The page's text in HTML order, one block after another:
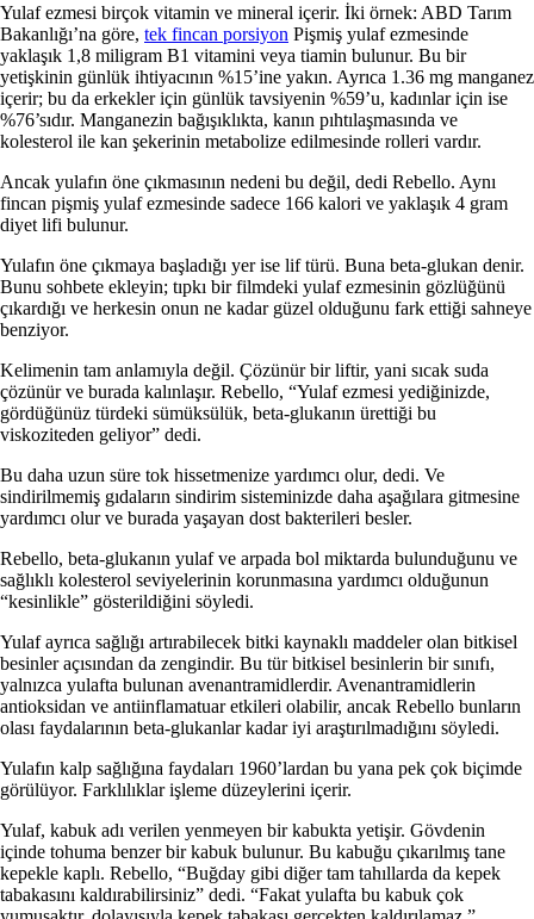
Yulaf ezmesi birçok vitamin ve mineral içerir. İki örnek: ABD Tarım
Bakanlığı’na göre, tek fincan porsiyon Pişmiş yulaf ezmesinde
yaklaşık 1,8 miligram B1 vitamini veya tiamin bulunur. Bu bir
yetişkinin günlük ihtiyacının %15’ine yakın. Ayrıca 1.36 mg manganez
içerir; bu da erkekler için günlük tavsiyenin %59’u, kadınlar için ise
%76’sıdır. Manganezin bağışıklıkta, kanın pıhtılaşmasında ve
kolesterol ile kan şekerinin metabolize edilmesinde rolleri vardır.
Ancak yulafın öne çıkmasının nedeni bu değil, dedi Rebello. Aynı
fincan pişmiş yulaf ezmesinde sadece 166 kalori ve yaklaşık 4 gram
diyet lifi bulunur.
Yulafın öne çıkmaya başladığı yer ise lif türü. Buna beta-glukan denir.
Bunu sohbete ekleyin; tıpkı bir filmdeki yulaf ezmesinin gözlüğünü
çıkardığı ve herkesin onun ne kadar güzel olduğunu fark ettiği sahneye
benziyor.
Kelimenin tam anlamıyla değil. Çözünür bir liftir, yani sıcak suda
çözünür ve burada kalınlaşır. Rebello, “Yulaf ezmesi yediğinizde,
gördüğünüz türdeki sümüksülük, beta-glukanın ürettiği bu
viskoziteden geliyor” dedi.
Bu daha uzun süre tok hissetmenize yardımcı olur, dedi. Ve
sindirilmemiş gıdaların sindirim sisteminizde daha aşağılara gitmesine
yardımcı olur ve burada yaşayan dost bakterileri besler.
Rebello, beta-glukanın yulaf ve arpada bol miktarda bulunduğunu ve
sağlıklı kolesterol seviyelerinin korunmasına yardımcı olduğunun
“kesinlikle” gösterildiğini söyledi.
Yulaf ayrıca sağlığı artırabilecek bitki kaynaklı maddeler olan bitkisel
besinler açısından da zengindir. Bu tür bitkisel besinlerin bir sınıfı,
yalnızca yulafta bulunan avenantramidlerdir. Avenantramidlerin
antioksidan ve antiinflamatuar etkileri olabilir, ancak Rebello bunların
olası faydalarının beta-glukanlar kadar iyi araştırılmadığını söyledi.
Yulafın kalp sağlığına faydaları 1960’lardan bu yana pek çok biçimde
görülüyor. Farklılıklar işleme düzeylerini içerir.
Yulaf, kabuk adı verilen yenmeyen bir kabukta yetişir. Gövdenin
içinde tohuma benzer bir kabuk bulunur. Bu kabuğu çıkarılmış tane
kepekle kaplı. Rebello, “Buğday gibi diğer tam tahıllarda da kepek
tabakasını kaldırabilirsiniz” dedi. “Fakat yulafta bu kabuk çok